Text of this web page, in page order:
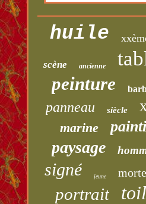
huile
scène ancienne
peinture
panneau siècle
marine
paysage
signé jeune morte
portrait